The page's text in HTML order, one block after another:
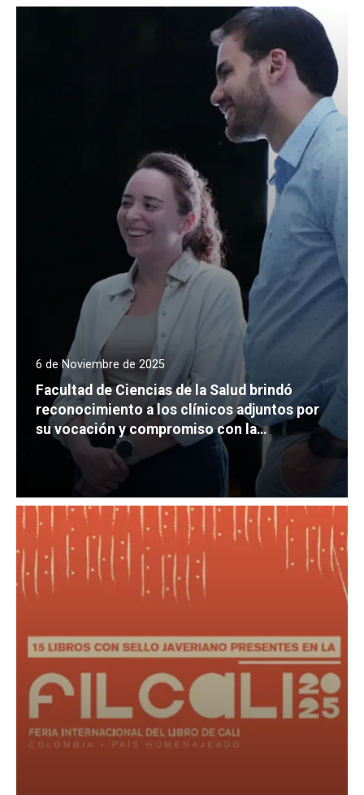
6 de Noviembre de 2025
Facultad de Ciencias de la Salud brindó
reconocimiento a los clínicos adjuntos por
su vocación y compromiso con la
formación en salud